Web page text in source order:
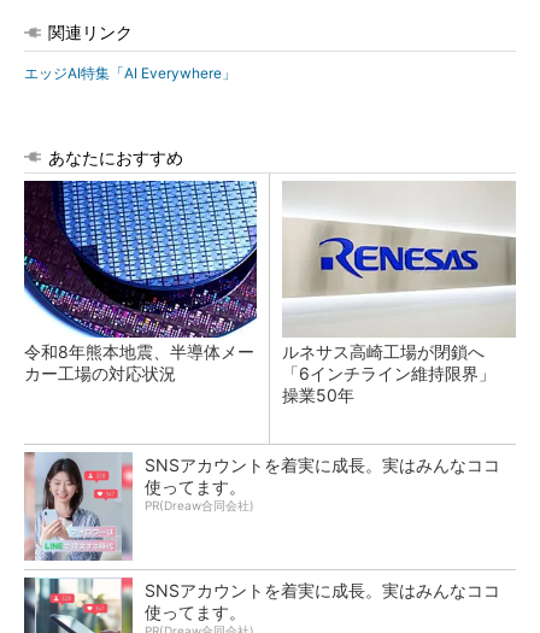
関連リンク
エッジAI特集「AI Everywhere」
あなたにおすすめ
令和8年熊本地震、半導体メー
カー工場の対応状況
ルネサス高崎工場が閉鎖へ
「6インチライン維持限界」
操業50年
SNSアカウントを着実に成長。実はみんなココ
使ってます。
PR(Dreaw合同会社)
SNSアカウントを着実に成長。実はみんなココ
使ってます。